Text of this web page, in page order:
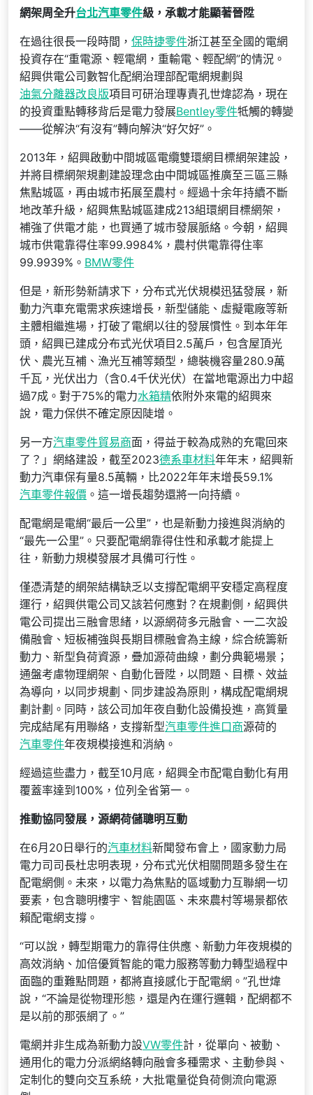
網架周全升台北汽車零件級，承載才能顯著晉陞
在過往很長一段時間， 保時捷零件浙江甚至全國的電網
投資存在“重電源、輕電網，重輸電、輕配網”的情況。
紹興供電公司數智化配網治理部配電網規劃與
油氣分離器改良版項目可研治理專責孔世煒認為，現在
的投資重點轉移背后是電力發展Bentley零件牴觸的轉變
——從解決“有沒有”轉向解決“好欠好”。
2013年，紹興啟動中間城區電纜雙環網目標網架建設，
并將目標網架規劃建設理念由中間城區推廣至三區三縣
焦點城區，再由城市拓展至農村。經過十余年持續不斷
地改革升級，紹興焦點城區建成213組環網目標網架，
補強了供電才能，也買通了城市發展脈絡。今朝，紹興
城市供電靠得住率99.9984%，農村供電靠得住率
99.9939%。 BMW零件
但是，新形勢新請求下，分布式光伏規模迅猛發展，新
動力汽車充電需求疾速增長，新型儲能、虛擬電廠等新
主體相繼進場，打破了電網以往的發展慣性。到本年年
頭，紹興已建成分布式光伏項目2.5萬戶，包含屋頂光
伏、農光互補、漁光互補等類型，總裝機容量280.9萬
千瓦，光伏出力（含0.4千伏光伏）在當地電源出力中超
過7成。對于75%的電力水箱精依附外來電的紹興來
說，電力保供不確定原因陡增。
另一方汽車零件貿易商面，得益于較為成熟的充電回來
了？」網絡建設，截至2023德系車材料年年末，紹興新
動力汽車保有量8.5萬輛，比2022年年末增長59.1%
汽車零件報價 。這一增長趨勢還將一向持續。
配電網是電網“最后一公里”，也是新動力接進與消納的
“最先一公里”。只要配電網靠得住性和承載才能提上
往，新動力規模發展才具備可行性。
僅憑清楚的網架結構缺乏以支撐配電網平安穩定高程度
運行，紹興供電公司又該若何應對？在規劃側，紹興供
電公司提出三融會思緒，以源網荷多元融會、一二次設
備融會、短板補強與長期目標融會為主線，綜合統籌新
動力、新型負荷資源，疊加源荷曲線，劃分典範場景；
通盤考慮物理網架、自動化晉陞，以問題、目標、效益
為導向，以同步規劃、同步建設為原則，構成配電網規
劃計劃。同時，該公司加年夜自動化設備投進，高質量
完成結尾有用聯絡，支撐新型汽車零件進口商源荷的
汽車零件年夜規模接進和消納。
經過這些盡力，截至10月底，紹興全市配電自動化有用
覆蓋率達到100%，位列全省第一。
推動協同發展，源網荷儲聰明互動
在6月20日舉行的汽車材料新聞發布會上，國家動力局
電力司司長杜忠明表現，分布式光伏相關問題多發生在
配電網側。未來，以電力為焦點的區域動力互聯網一切
要素，包含聰明樓宇、智能園區、未來農村等場景都依
賴配電網支撐。
“可以說，轉型期電力的靠得住供應、新動力年夜規模的
高效消納、加倍優質智能的電力服務等動力轉型過程中
面臨的重難點問題，都將直接感化于配電網。”孔世煒
說，“不論是從物理形態，還是內在運行邏輯，配網都不
是以前的那張網了。”
電網并非生成為新動力設VW零件計，從單向、被動、
通用化的電力分派網絡轉向融會多種需求、主動參與、
定制化的雙向交互系統，大批電量從負荷側流向電源